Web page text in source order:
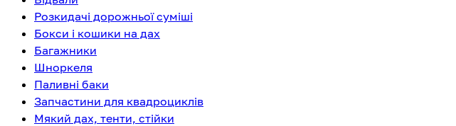
Розкидачі дорожньої суміші
Бокси і кошики на дах
Багажники
Шноркеля
Паливні баки
Запчастини для квадроциклів
Мякий дах, тенти, стійки